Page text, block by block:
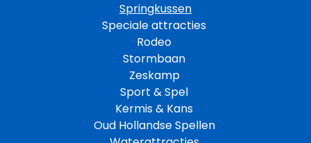
Springkussen
Speciale attracties
Rodeo
Stormbaan
Zeskamp
Sport & Spel
Kermis & Kans
Oud Hollandse Spellen